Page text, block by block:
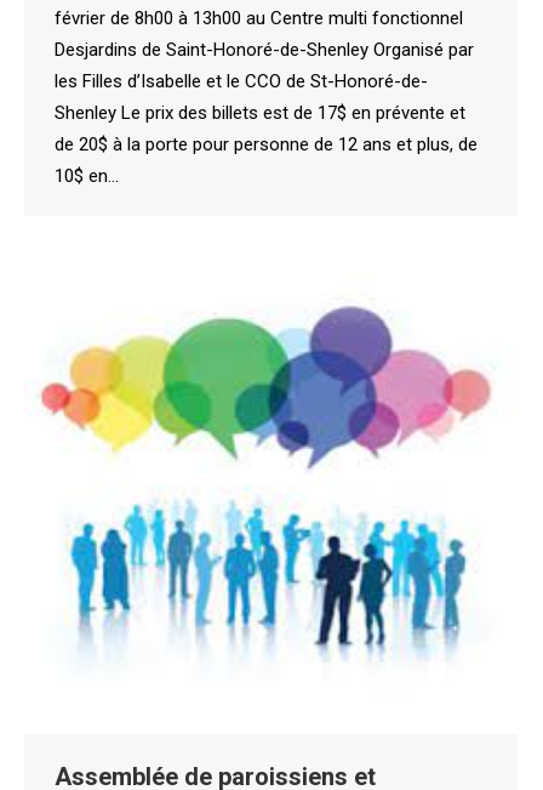
février de 8h00 à 13h00 au Centre multi fonctionnel
Desjardins de Saint-Honoré-de-Shenley Organisé par
les Filles d’Isabelle et le CCO de St-Honoré-de-
Shenley Le prix des billets est de 17$ en prévente et
de 20$ à la porte pour personne de 12 ans et plus, de
10$ en…
Assemblée de paroissiens et